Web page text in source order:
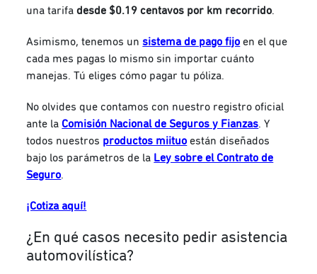
una tarifadesde $0.19 centavos por km recorrido.
Asimismo, tenemos unsistema de pago fijo en el que
cada mes pagas lo mismo sin importar cuánto
manejas. Tú eliges cómo pagar tu póliza.
No olvides que contamos con nuestro registro oficial
ante la Comisión Nacional de Seguros y Fianzas. Y
todos nuestros productos miituo están diseñados
bajo los parámetros de la Ley sobre el Contrato de
Seguro.
¡Cotiza aquí!
¿En qué casos necesito pedir asistencia
automovilística?